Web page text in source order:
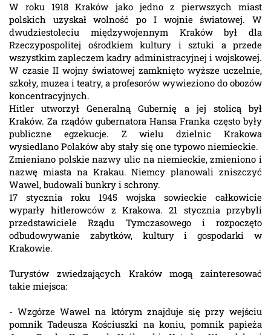
W roku 1918 Kraków jako jedno z pierwszych miast
polskich uzyskał wolność po I wojnie światowej. W
dwudziestoleciu międzywojennym Kraków był dla
Rzeczypospolitej ośrodkiem kultury i sztuki a przede
wszystkim zapleczem kadry administracyjnej i wojskowej.
W czasie II wojny światowej zamknięto wyższe uczelnie,
szkoły, muzea i teatry, a profesorów wywieziono do obozów
koncentracyjnych.
Hitler utworzył Generalną Gubernię a jej stolicą był
Kraków. Za rządów gubernatora Hansa Franka często były
publiczne egzekucje. Z wielu dzielnic Krakowa
wysiedlano Polaków aby stały się one typowo niemieckie.
Zmieniano polskie nazwy ulic na niemieckie, zmieniono i
nazwę miasta na Krakau. Niemcy planowali zniszczyć
Wawel, budowali bunkry i schrony.
17 stycznia roku 1945 wojska sowieckie całkowicie
wyparły hitlerowców z Krakowa. 21 stycznia przybyli
przedstawiciele Rządu Tymczasowego i rozpoczęto
odbudowywanie zabytków, kultury i gospodarki w
Krakowie.
Turystów zwiedzających Kraków mogą zainteresować
takie miejsca:
- Wzgórze Wawel na którym znajduje się przy wejściu
pomnik Tadeusza Kościuszki na koniu, pomnik papieża